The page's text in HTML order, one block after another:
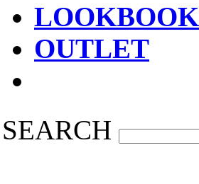
LOOKBOOK
OUTLET
SEARCH